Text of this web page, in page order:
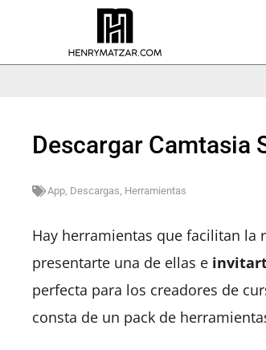
Descargar Camtasia
App, Descargas, Herramientas
Hay herramientas que facilitan la
presentarte una de ellas e
perfecta para los creadores de
consta de un pack de